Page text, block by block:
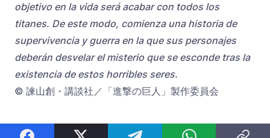
objetivo en la vida será acabar con todos los
titanes. De este modo, comienza una historia de
supervivencia y guerra en la que sus personajes
deberán desvelar el misterio que se esconde tras la
existencia de estos horribles seres.
© 諫山創・講談社／「進撃の巨人」製作委員会